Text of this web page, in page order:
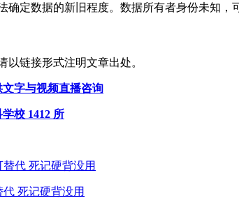
定数据的新旧程度。数据所有者身份未知，
以链接形式注明文章出处。
文字与视频直播咨询
校 1412 所
死记硬背没用